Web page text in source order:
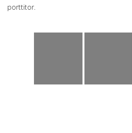
porttitor.